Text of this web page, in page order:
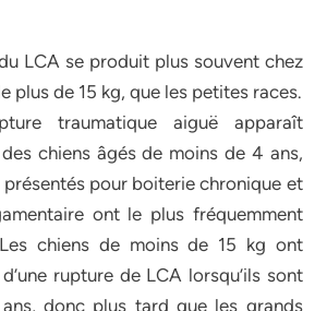
LCA se produit plus souvent chez
plus de 15 kg, que les petites races.
traumatique aiguë apparaît
chiens âgés de moins de 4 ans,
pour boiterie chronique et
ont le plus fréquemment
chiens de moins de 15 kg ont
rupture de LCA lorsqu’ils sont
donc plus tard que les grands